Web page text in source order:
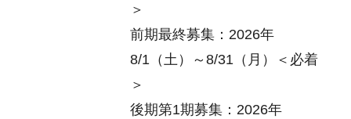
＞
前期最終募集：2026年
8/1（土）～8/31（月）＜必着
＞
後期第1期募集：2026年